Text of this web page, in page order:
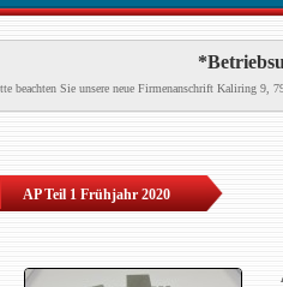
beachten Sie unsere neue Firmenanschrift Kaliring 9,
AP Teil 1 Frühjahr 2020